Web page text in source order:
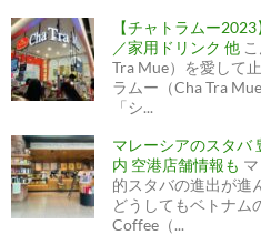
【チャトラムー
／家用ドリンク 他
Tra Mue）を愛して
ラムー（Cha Tra
「シ...
マレーシアのスタバ
内 空港店舗情報も
的スタバの進出が進
どうしてもベトナム
Coffee（...